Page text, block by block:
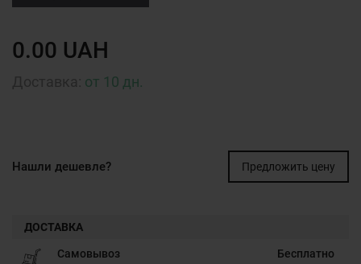
0.00 UAH
от 10 дн.
Нашли дешевле? Предложить цену
ДОСТАВКА
Самовывоз Бесплатно